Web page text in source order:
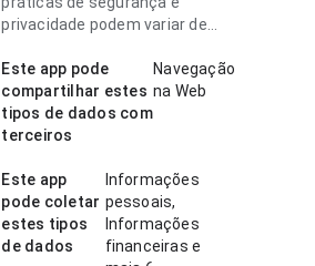
privacidade podem variar de
idade.
Este app pode
compartilhar estes
tipos de dados com
terceiros
Navegação
na Web
Este app
pode coletar
estes tipos
de dados
Informações
pessoais,
Informações
financeiras e